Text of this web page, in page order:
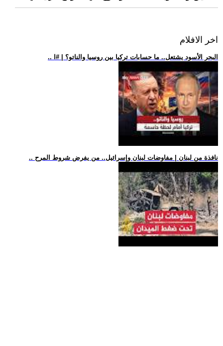
اخر الافلام
.. البحر الأسود يشتعل.. ما حسابات تركيا بين روسيا والناتو؟ | #ا
.. نافذة من لبنان | مفاوضات لبنان وإسرائيل.. من يفرض شروط المرح